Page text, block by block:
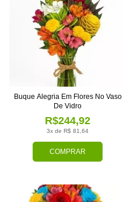
COMPRAR
3x de R$ 81,64
R$244,92
Buque Alegria Em Flores No Vaso
De Vidro